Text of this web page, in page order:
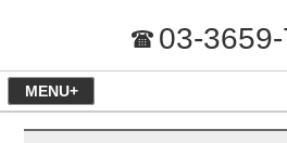
03-
MENU+